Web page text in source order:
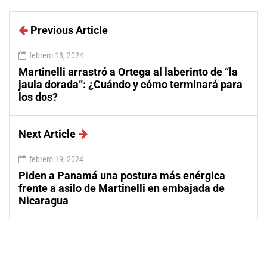
Previous Article
febrero 18, 2024
Martinelli arrastró a Ortega al laberinto de “la
jaula dorada”: ¿Cuándo y cómo terminará para
los dos?
Next Article
febrero 19, 2024
Piden a Panamá una postura más enérgica
frente a asilo de Martinelli en embajada de
Nicaragua